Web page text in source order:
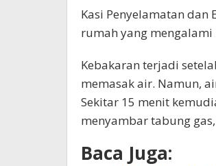
Kasi Penyelamatan dan
rumah yang mengalami
Kebakaran terjadi
memasak air. Namun,
Sekitar 15 menit
menyambar tabung
Baca Juga: